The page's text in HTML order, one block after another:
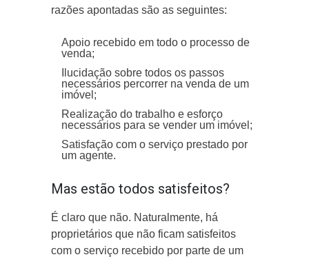
razões apontadas são as seguintes:
Apoio recebido em todo o processo de
venda;
Ilucidação sobre todos os passos
necessários percorrer na venda de um
imóvel;
Realização do trabalho e esforço
necessários para se vender um imóvel;
Satisfação com o serviço prestado por
um agente.
Mas estão todos satisfeitos?
É claro que não. Naturalmente, há
proprietários que não ficam satisfeitos
com o serviço recebido por parte de um